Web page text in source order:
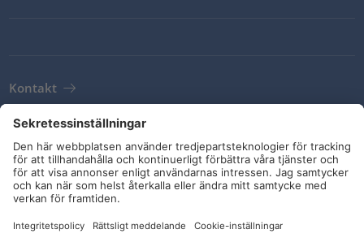
Kontakt
Leveransvillkor
Riktlinjer och åtaganden
Sociala medier